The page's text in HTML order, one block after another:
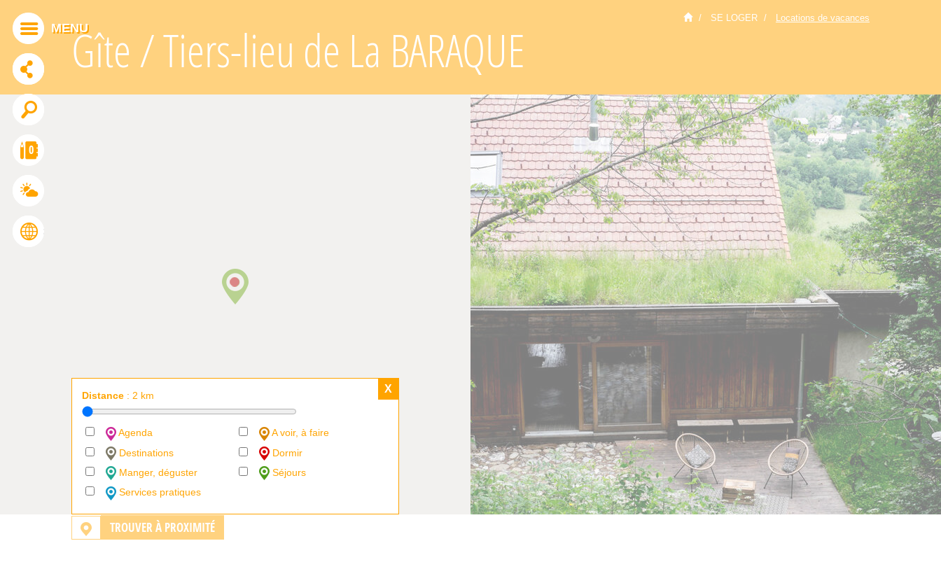
SE LOGER Locations de vacances
Gîte / Tiers-lieu de La BARAQUE
TROUVER À PROXIMITÉ
X
Distance : 2 km
Agenda
A voir, à faire
Destinations
Dormir
Manger, déguster
Séjours
Services pratiques
MENU
ADDTHIS EST DÉSACTIVÉ. Autoriser
0
FRANÇAIS